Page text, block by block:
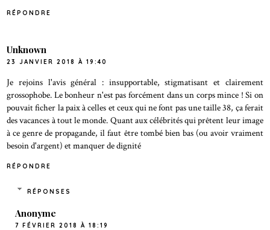
RÉPONDRE
Unknown
23 JANVIER 2018 À 19:40
Je rejoins l'avis général : insupportable, stigmatisant et clairement
grossophobe. Le bonheur n'est pas forcément dans un corps mince ! Si on
pouvait ficher la paix à celles et ceux qui ne font pas une taille 38, ça ferait
des vacances à tout le monde. Quant aux célébrités qui prêtent leur image
à ce genre de propagande, il faut être tombé bien bas (ou avoir vraiment
besoin d'argent) et manquer de dignité
RÉPONDRE
RÉPONSES
Anonyme
7 FÉVRIER 2018 À 18:19